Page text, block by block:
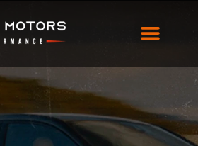
(W177)